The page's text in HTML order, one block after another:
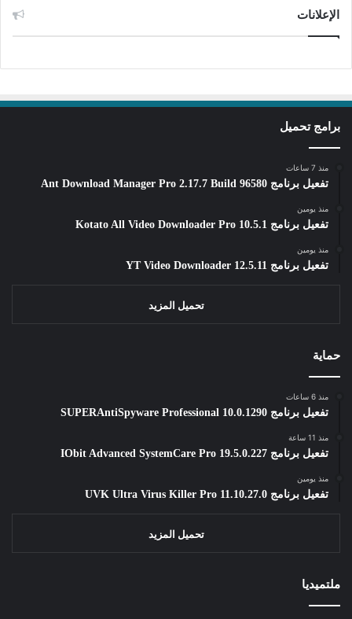
الإعلانات
برامج تحميل
منذ 7 ساعات
تفعيل برنامج Ant Download Manager Pro 2.17.7 Build 96580
منذ يومين
تفعيل برنامج Kotato All Video Downloader Pro 10.5.1
منذ يومين
تفعيل برنامج YT Video Downloader 12.5.11
تحميل المزيد
حماية
منذ 6 ساعات
تفعيل برنامج SUPERAntiSpyware Professional 10.0.1290
منذ 11 ساعة
تفعيل برنامج IObit Advanced SystemCare Pro 19.5.0.227
منذ يومين
تفعيل برنامج UVK Ultra Virus Killer Pro 11.10.27.0
تحميل المزيد
ملتميديا